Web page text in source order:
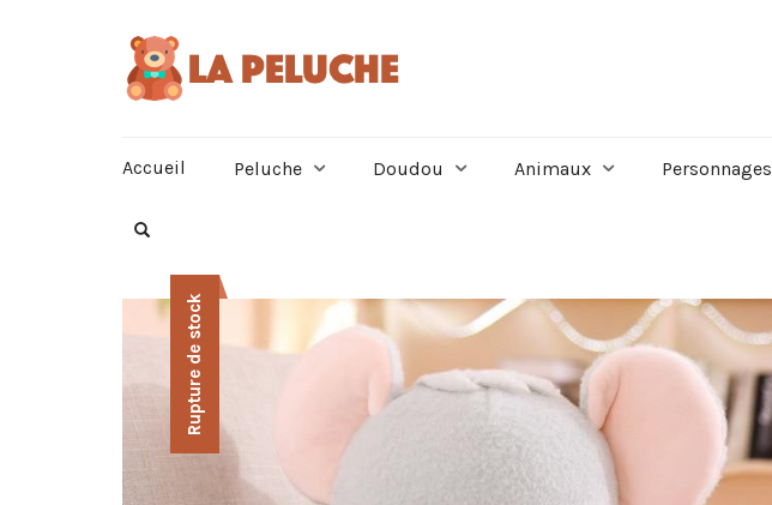
Accueil Peluche Doudou Animaux Personnages
Rupture de stock